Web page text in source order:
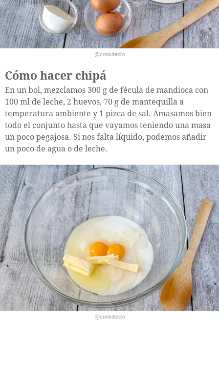
@conkdekilo
Cómo hacer chipá
En un bol, mezclamos 300 g de fécula de mandioca con
100 ml de leche, 2 huevos, 70 g de mantequilla a
temperatura ambiente y 1 pizca de sal. Amasamos bien
todo el conjunto hasta que vayamos teniendo una masa
un poco pegajosa. Si nos falta líquido, podemos añadir
un poco de agua o de leche.
@conkdekilo